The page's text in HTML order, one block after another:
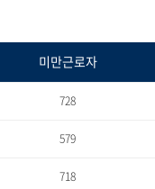
미만근로자
728
579
718